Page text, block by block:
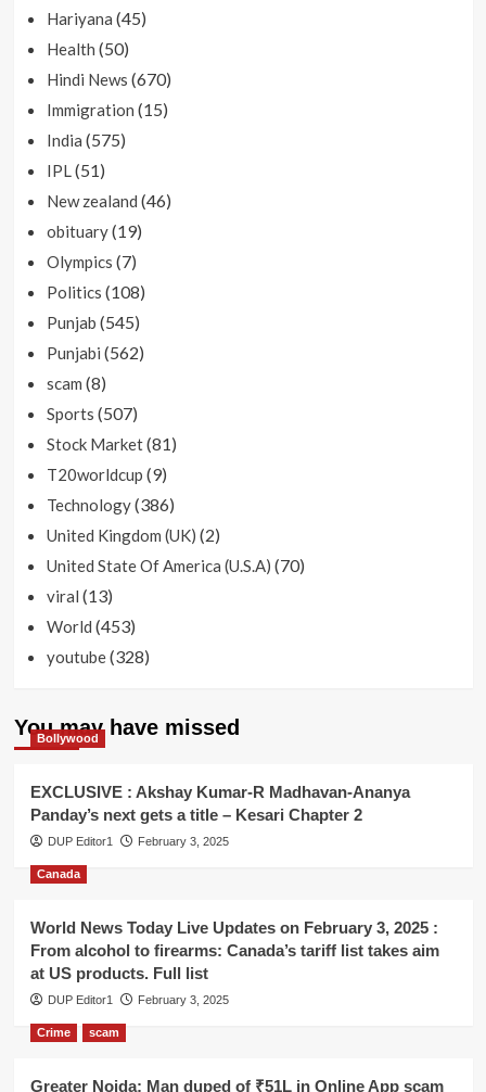
Hariyana (45)
Health (50)
Hindi News (670)
Immigration (15)
India (575)
IPL(51)
New zealand (46)
obituary(19)
Olympics (7)
Politics (108)
Punjab (545)
Punjabi (562)
scam (8)
Sports (507)
Stock Market(81)
T20worldcup (9)
Technology(386)
United Kingdom (UK) (2)
United State Of America (U.S.A) (70)
viral (13)
World (453)
youtube(328)
You may have missed
Bollywood
EXCLUSIVE : Akshay Kumar-R Madhavan-Ananya
Panday’s next gets a title – Kesari Chapter 2
DUP Editor1 February 3, 2025
Canada
World News Today Live Updates on February 3, 2025 :
From alcohol to firearms: Canada’s tariff list takes aim
at US products. Full list
DUP Editor1 February 3, 2025
Crime scam
Greater Noida: Man duped of ₹51L in Online App scam